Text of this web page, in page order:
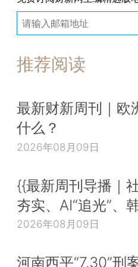
推荐阅读
最新财新周刊｜欧
什么？
2026年08月09日
{{最新周刊导播｜
夯实、AI“追光”、
2026年08月09日
河南西平“7.30”刑